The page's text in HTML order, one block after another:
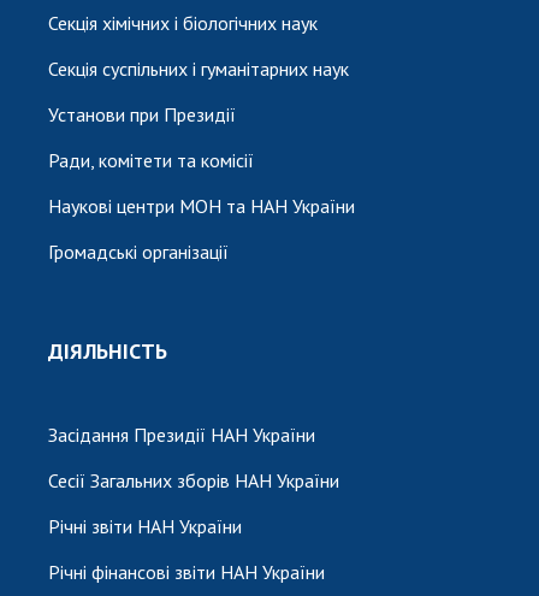
Секція хімічних і біологічних наук
Секція суспільних і гуманітарних наук
Установи при Президії
Ради, комітети та комісії
Наукові центри МОН та НАН України
Громадські організації
ДІЯЛЬНІСТЬ
Засідання Президії НАН України
Сесії Загальних зборів НАН України
Річні звіти НАН України
Річні фінансові звіти НАН України